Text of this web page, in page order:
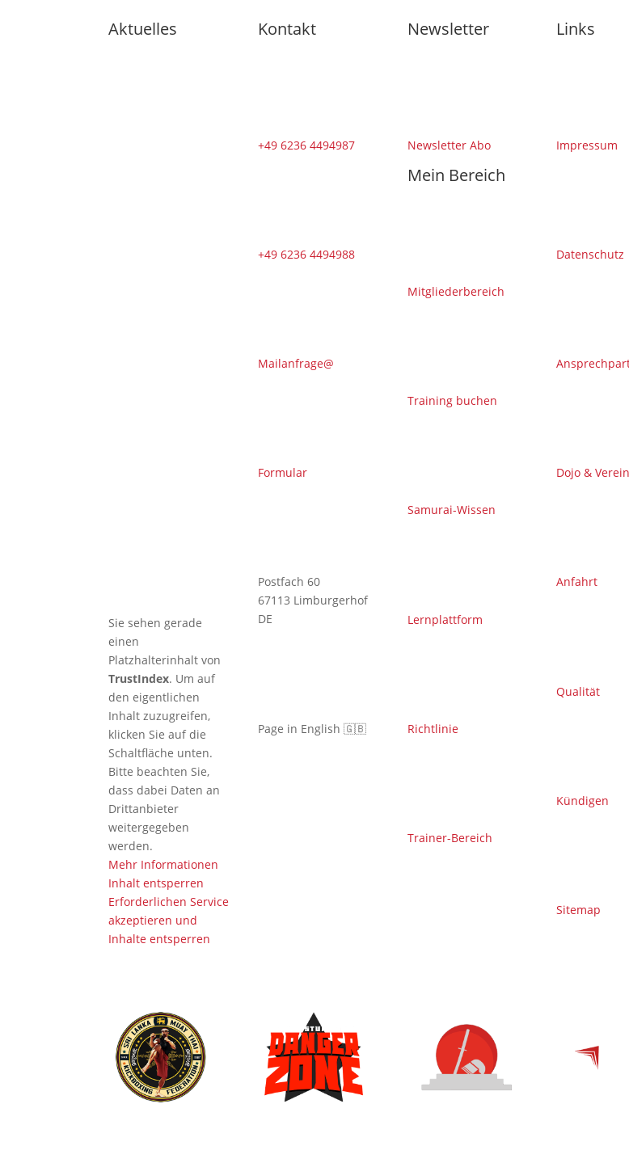
Aktuelles
Sie sehen gerade
einen
Platzhalterinhalt von
TrustIndex. Um auf
den eigentlichen
Inhalt zuzugreifen,
klicken Sie auf die
Schaltfläche unten.
Bitte beachten Sie,
dass dabei Daten an
Drittanbieter
weitergegeben
werden.
Mehr Informationen
Inhalt entsperren
Erforderlichen Service
akzeptieren und
Inhalte entsperren
Kontakt
+49 6236 4494987
+49 6236 4494988
Mailanfrage@
Formular
Postfach 60
67113 Limburgerhof
DE
Page in English 🇬🇧
Newsletter
Newsletter Abo
Mein Bereich
Mitgliederbereich
Training buchen
Samurai-Wissen
Lernplattform
Richtlinie
Trainer-Bereich
Links
Impressum
Datenschutz
Dojo &
Anfahrt
Qualität
Kündigen
Sitemap